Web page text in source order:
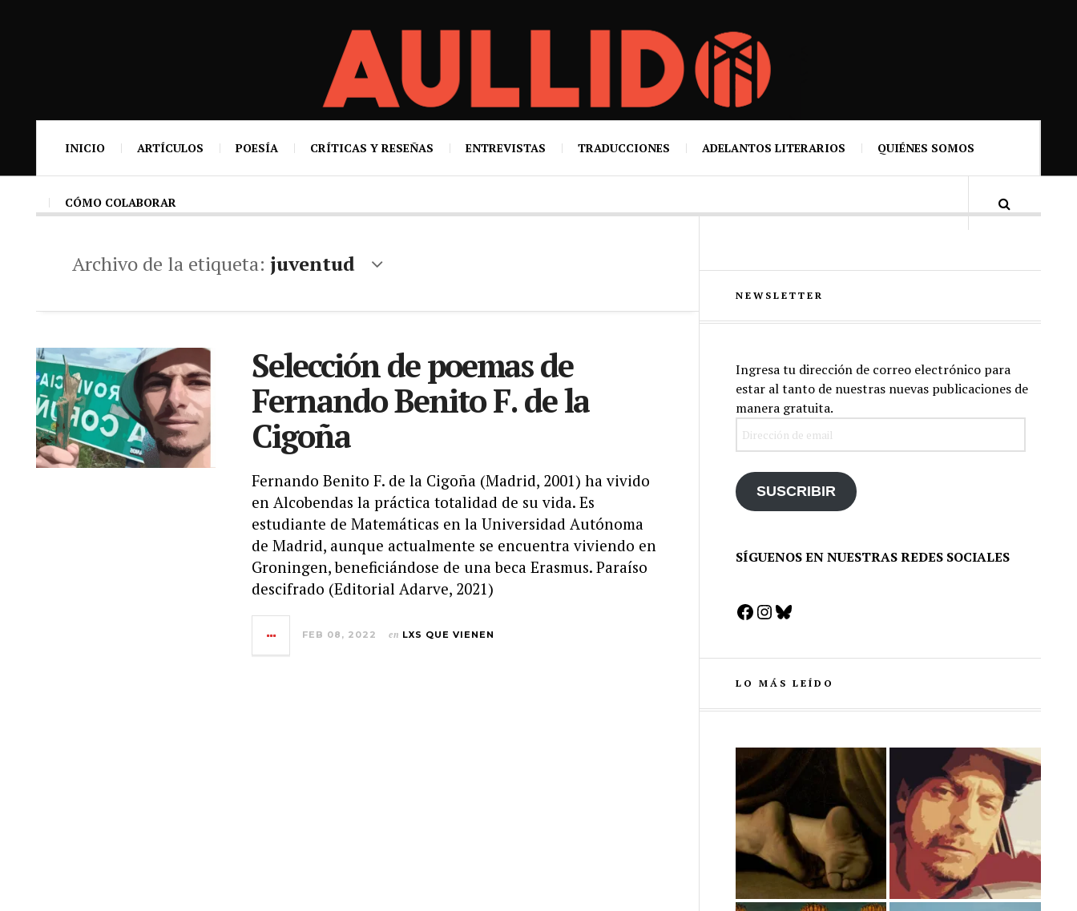
INICIO ARTÍCULOS POESÍA CRÍTICAS Y RESEÑAS ENTREVISTAS TRADUCCIONES ADELANTOS LITERARIOS QUIÉNES SOMOS
CÓMO COLABORAR
Archivo de la etiqueta: juventud
Selección de poemas de
Fernando Benito F. de la
Cigoña
Fernando Benito F. de la Cigoña (Madrid, 2001) ha vivido
en Alcobendas la práctica totalidad de su vida. Es
estudiante de Matemáticas en la Universidad Autónoma
de Madrid, aunque actualmente se encuentra viviendo en
Groningen, beneficiándose de una beca Erasmus. Paraíso
descifrado (Editorial Adarve, 2021)
FEB 08, 2022 en LXS QUE VIENEN
NEWSLETTER
Ingresa tu dirección de correo electrónico para
estar al tanto de nuestras nuevas publicaciones de
manera gratuita.
SUSCRIBIR
SÍGUENOS EN NUESTRAS REDES SOCIALES
Facebook
Instagram
Bluesky
LO MÁS LEÍDO